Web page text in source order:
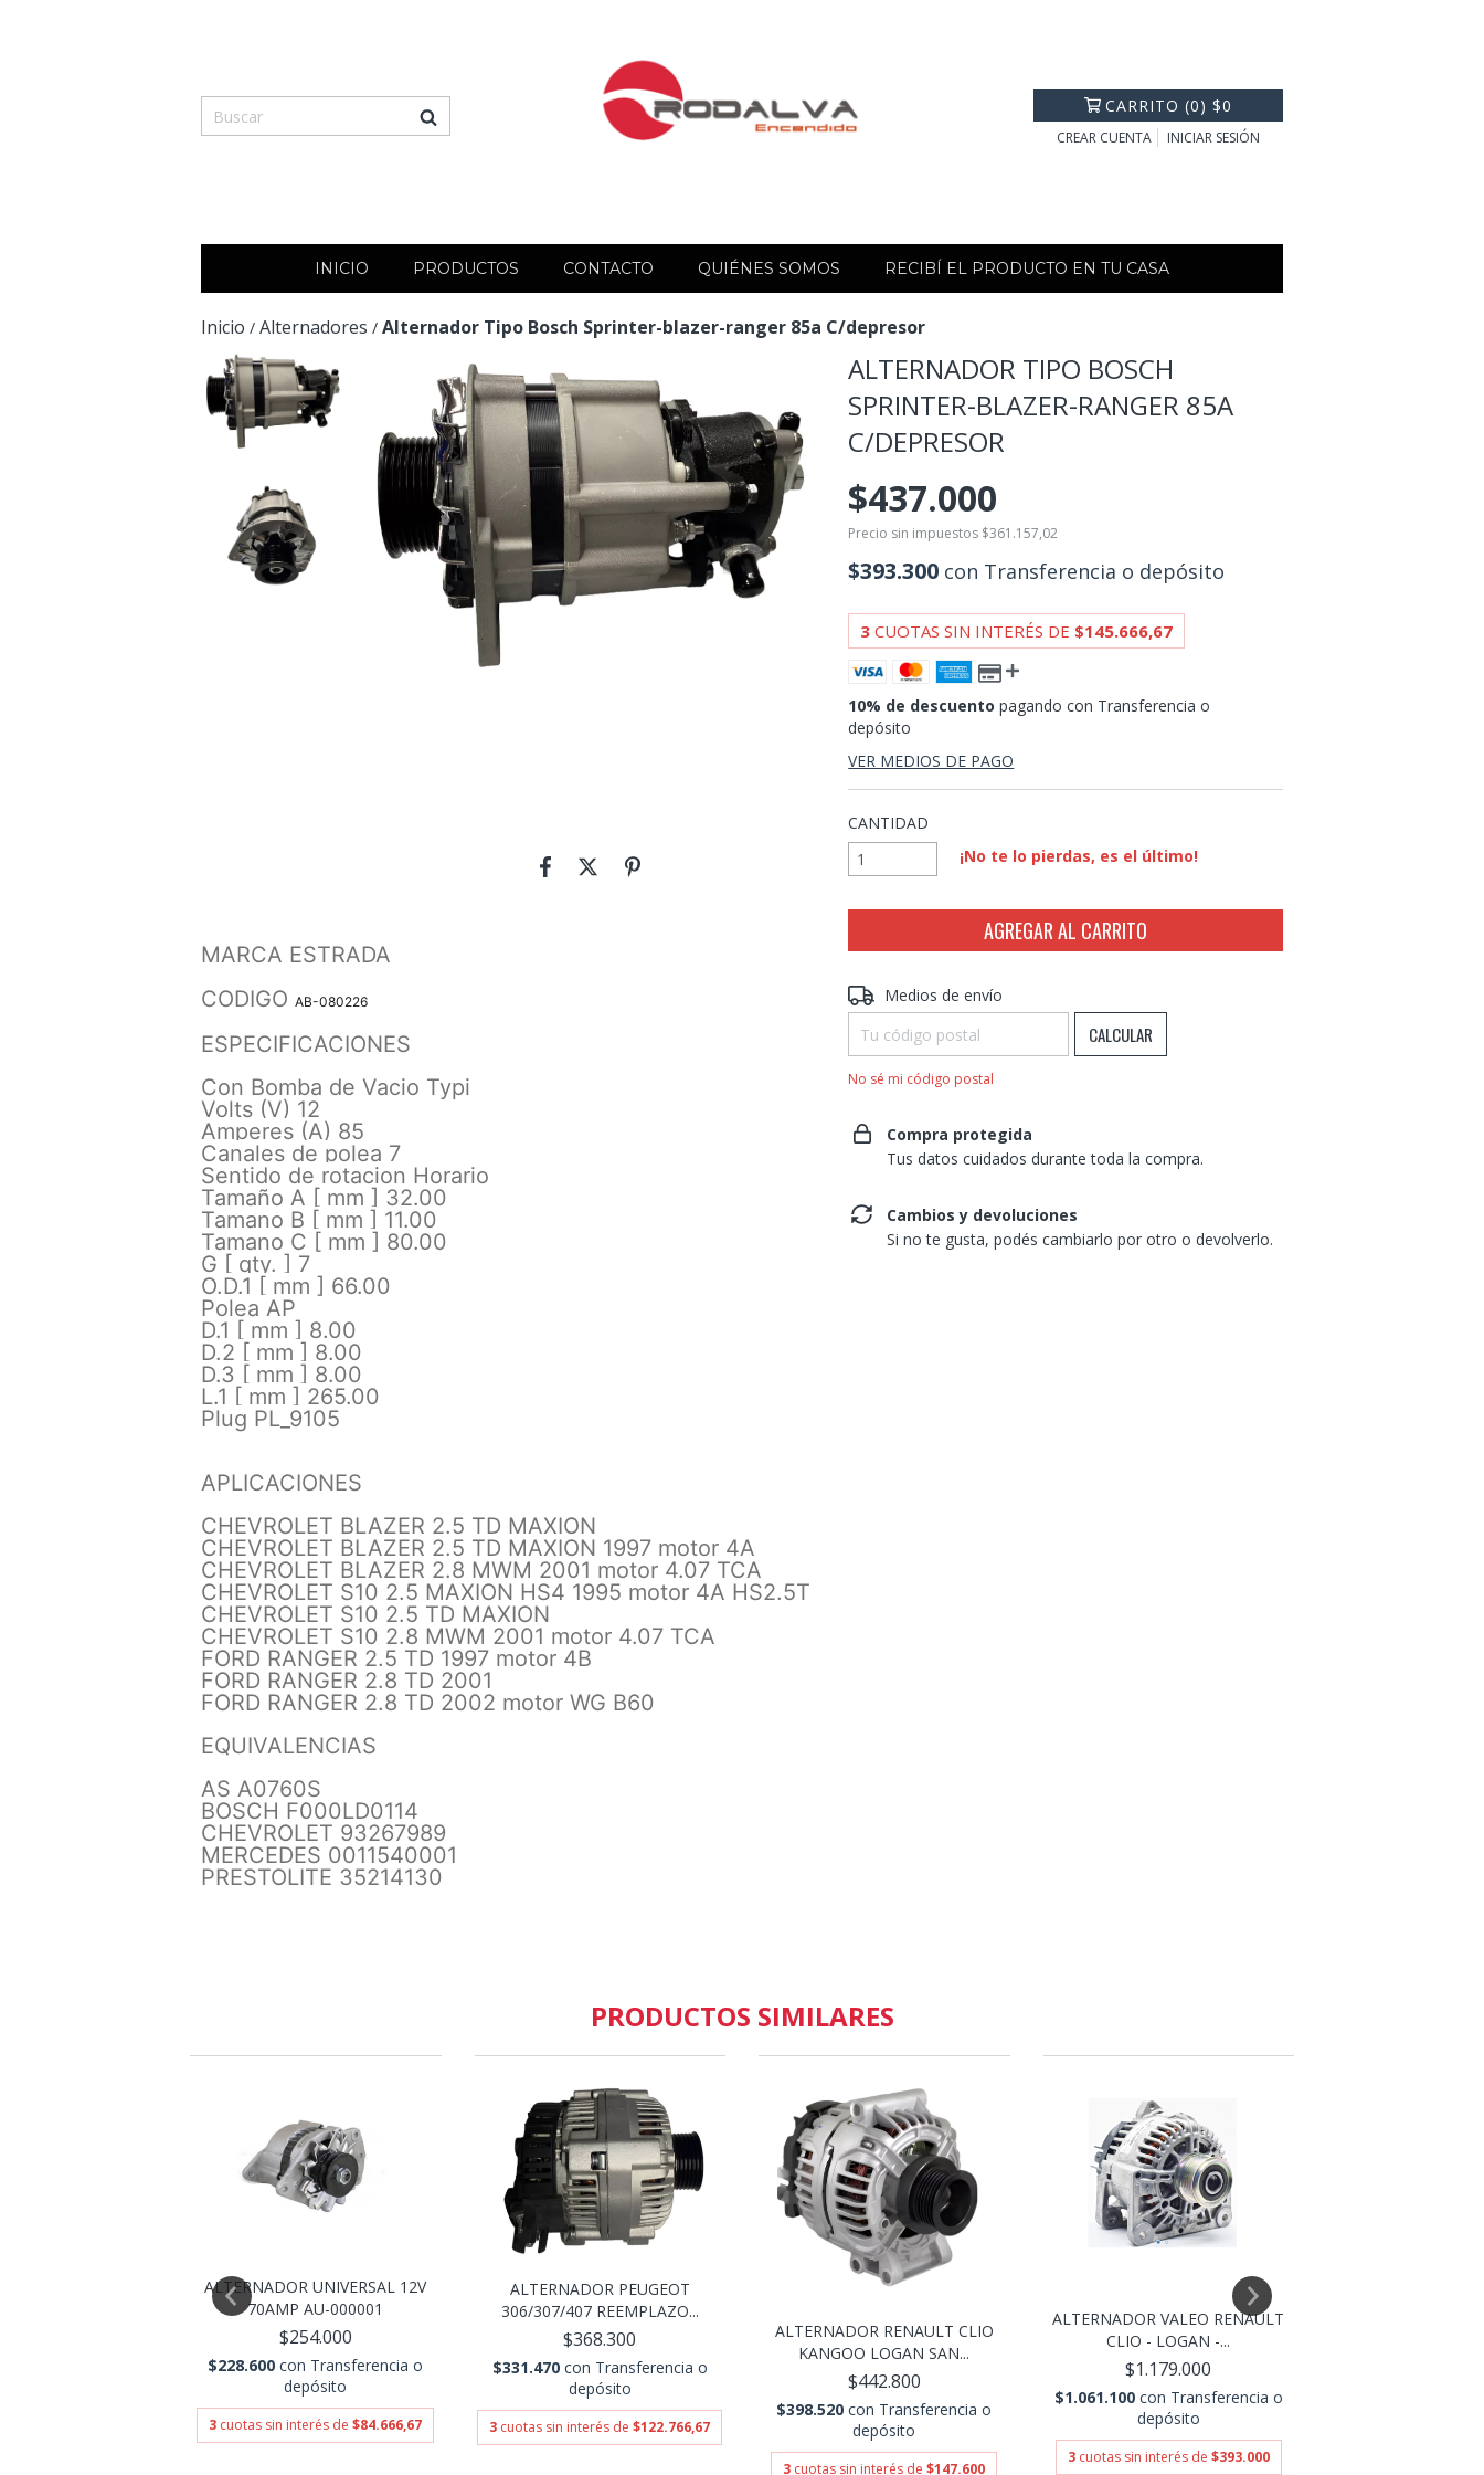
CARRITO (0)$0
CREAR CUENTA INICIAR SESIÓN
INICIO PRODUCTOS CONTACTO QUIÉNES SOMOS RECIBÍ EL PRODUCTO EN TU CASA
Inicio / Alternadores / Alternador Tipo Bosch Sprinter-blazer-ranger 85a C/depresor
MARCA ESTRADA
CODIGO AB-080226
ESPECIFICACIONES
Con Bomba de Vacio Typi
Volts (V) 12
Amperes (A) 85
Canales de polea 7
Sentido de rotacion Horario
Tamaño A [ mm ] 32.00
Tamano B [ mm ] 11.00
Tamano C [ mm ] 80.00
G [ qty. ] 7
O.D.1 [ mm ] 66.00
Polea AP
D.1 [ mm ] 8.00
D.2 [ mm ] 8.00
D.3 [ mm ] 8.00
L.1 [ mm ] 265.00
Plug PL_9105
APLICACIONES
CHEVROLET BLAZER 2.5 TD MAXION
CHEVROLET BLAZER 2.5 TD MAXION 1997 motor 4A
CHEVROLET BLAZER 2.8 MWM 2001 motor 4.07 TCA
CHEVROLET S10 2.5 MAXION HS4 1995 motor 4A HS2.5T
CHEVROLET S10 2.5 TD MAXION
CHEVROLET S10 2.8 MWM 2001 motor 4.07 TCA
FORD RANGER 2.5 TD 1997 motor 4B
FORD RANGER 2.8 TD 2001
FORD RANGER 2.8 TD 2002 motor WG B60
EQUIVALENCIAS
AS A0760S
BOSCH F000LD0114
CHEVROLET 93267989
MERCEDES 0011540001
PRESTOLITE 35214130
ALTERNADOR TIPO BOSCH
SPRINTER-BLAZER-RANGER 85A
C/DEPRESOR
$437.000
Precio sin impuestos $361.157,02
$393.300 con Transferencia o depósito
3 CUOTAS SIN INTERÉS DE $145.666,67
10% de descuento pagando con Transferencia o
depósito
VER MEDIOS DE PAGO
CANTIDAD
¡No te lo pierdas, es el último!
Entregas para el CP:
Medios de envío
CALCULAR
No sé mi código postal
Compra protegida
Tus datos cuidados durante toda la compra.
Cambios y devoluciones
Si no te gusta, podés cambiarlo por otro o devolverlo.
PRODUCTOS SIMILARES
ALTERNADOR UNIVERSAL 12V
70AMP AU-000001
$254.000
$228.600con Transferencia o
depósito
3 cuotas sin interés de$84.666,67
ALTERNADOR PEUGEOT
306/307/407 REEMPLAZO...
$368.300
$331.470 con Transferencia o
depósito
3 cuotas sin interés de$122.766,67
ALTERNADOR RENAULT CLIO
KANGOO LOGAN SAN...
$442.800
$398.520con Transferencia o
depósito
3 cuotas sin interés de$147.600
ALTERNADOR VALEO RENAULT
CLIO - LOGAN -...
$1.179.000
$1.061.100 con Transferencia o
depósito
3 cuotas sin interés de $393.000